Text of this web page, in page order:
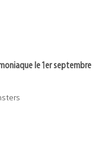
le 1er septembre